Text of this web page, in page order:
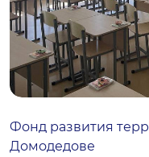
Фонд развития
Домодедове